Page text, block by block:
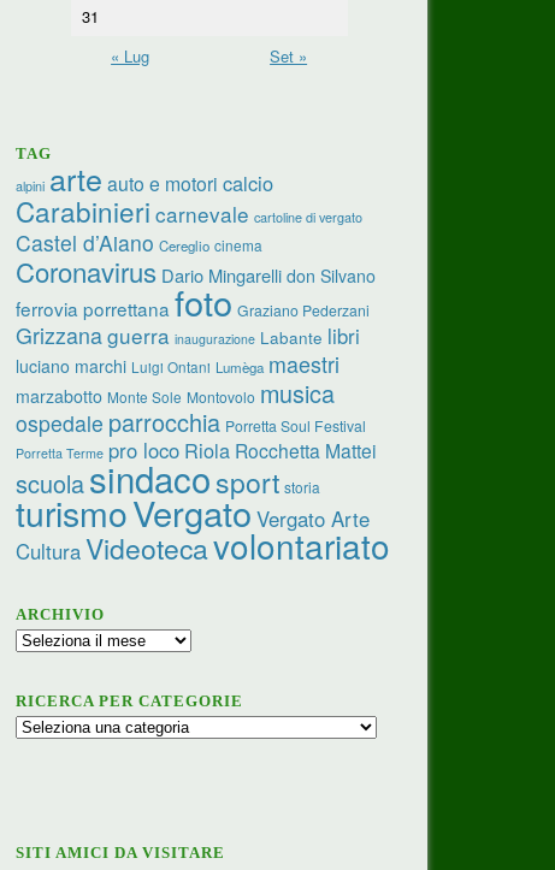
31
« Lug
Set »
TAG
alpini arte auto e motori calcio
Carabinieri carnevale cartoline di vergato
Castel d’Aiano Cereglio cinema
Coronavirus Dario Mingarelli don Silvano
ferrovia porrettana foto Graziano Pederzani
Grizzanaguerra inaugurazione Labante libri
luciano marchi Luigi Ontani Lumèga maestri
marzabotto Monte Sole Montovolo musica
ospedale parrocchia Porretta Soul Festival
Porretta Terme pro loco Riola Rocchetta Mattei
scuolasindacosport storia
turismoVergato Vergato Arte
CulturaVideotecavolontariato
ARCHIVIO
Archivio
RICERCA PER CATEGORIE
Ricerca
SITI AMICI DA VISITARE